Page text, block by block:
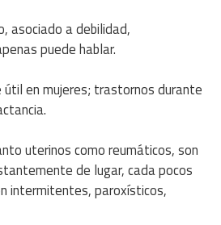
asociado a debilidad,
puede hablar.
en mujeres; trastornos durante
uterinos como reumáticos, son
de lugar, cada pocos
intermitentes, paroxísticos,